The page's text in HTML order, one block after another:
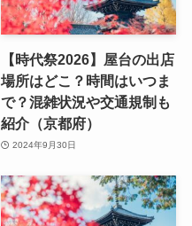
【時代祭2026】屋台の出店
場所はどこ？時間はいつま
で？混雑状況や交通規制も
紹介（京都府）
2024年9月30日